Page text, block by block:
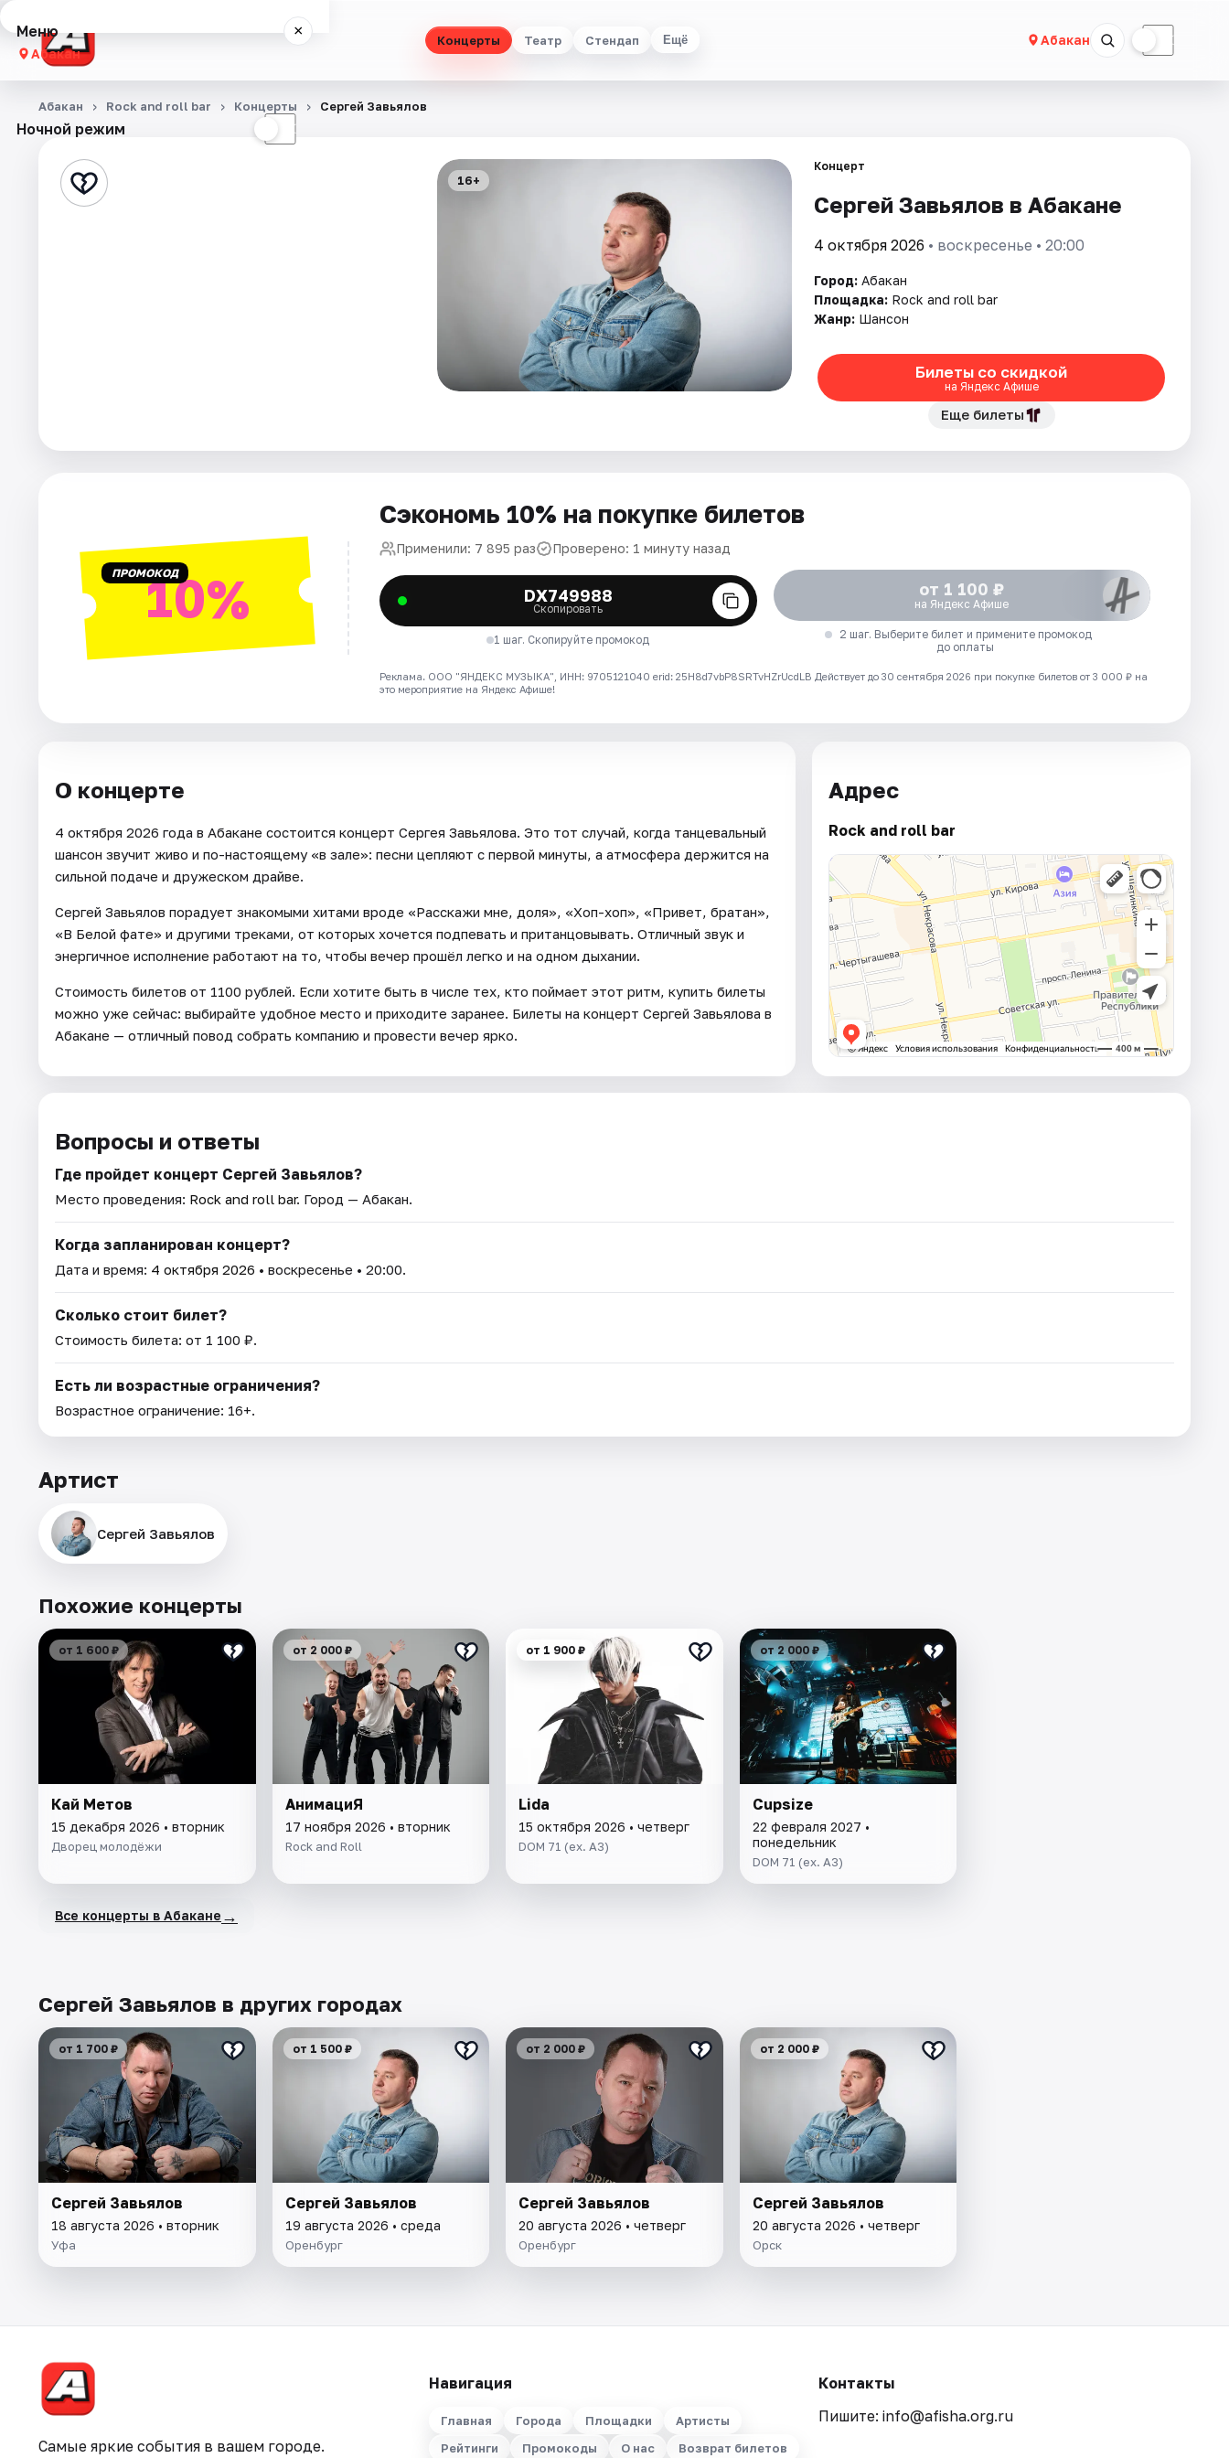
Концерты Театр Стендап Ещё Абакан ☾
Меню ×
Абакан
Концерты
Стендап
Ночной режим ☾
Абакан Rock and roll bar Концерты Сергей Завьялов
16+
Концерт
Сергей Завьялов в Абакане
4 октября 2026 • воскресенье • 20:00
Город: Абакан
Площадка: Rock and roll bar
Жанр: Шансон
Билеты со скидкой
на Яндекс Афише
Еще билеты
ПРОМОКОД10%
Сэкономь 10% на покупке билетов
Применили: 7 895 раз Проверено: 1 минуту назад
DX749988
Скопировать
1 шаг. Скопируйте промокод
от 1 100 ₽
на Яндекс Афише
2 шаг. Выберите билет и примените промокод
до оплаты
Реклама. ООО "ЯНДЕКС МУЗЫКА", ИНН: 9705121040 erid: 25H8d7vbP8SRTvHZrUcdLB Действует до 30 сентября 2026 при покупке билетов от 3 000 ₽ на
это мероприятие на Яндекс Афише!
О концерте
4 октября 2026 года в Абакане состоится концерт Сергея Завьялова. Это тот случай, когда танцевальный
шансон звучит живо и по-настоящему «в зале»: песни цепляют с первой минуты, а атмосфера держится на
сильной подаче и дружеском драйве.
Сергей Завьялов порадует знакомыми хитами вроде «Расскажи мне, доля», «Хоп-хоп», «Привет, братан»,
«В Белой фате» и другими треками, от которых хочется подпевать и пританцовывать. Отличный звук и
энергичное исполнение работают на то, чтобы вечер прошёл легко и на одном дыхании.
Стоимость билетов от 1100 рублей. Если хотите быть в числе тех, кто поймает этот ритм, купить билеты
можно уже сейчас: выбирайте удобное место и приходите заранее. Билеты на концерт Сергей Завьялова в
Абакане — отличный повод собрать компанию и провести вечер ярко.
Адрес
Rock and roll bar
Вопросы и ответы
Где пройдет концерт Сергей Завьялов?
Место проведения: Rock and roll bar. Город — Абакан.
Когда запланирован концерт?
Дата и время: 4 октября 2026 • воскресенье • 20:00.
Сколько стоит билет?
Стоимость билета: от 1 100 ₽.
Есть ли возрастные ограничения?
Возрастное ограничение: 16+.
Артист
Сергей Завьялов
Похожие концерты
от 1 600 ₽
Кай Метов
15 декабря 2026 • вторник
Дворец молодёжи
от 2 000 ₽
АнимациЯ
17 ноября 2026 • вторник
Rock and Roll
от 1 900 ₽
Lida
15 октября 2026 • четверг
DOM 71 (ex. A3)
от 2 000 ₽
Cupsize
22 февраля 2027 •
понедельник
DOM 71 (ex. A3)
Все концерты в Абакане →
Сергей Завьялов в других городах
от 1 700 ₽
Сергей Завьялов
18 августа 2026 • вторник
Уфа
от 1 500 ₽
Сергей Завьялов
19 августа 2026 • среда
Оренбург
от 2 000 ₽
Сергей Завьялов
20 августа 2026 • четверг
Оренбург
от 2 000 ₽
Сергей Завьялов
20 августа 2026 • четверг
Орск
Самые яркие события в вашем городе.
Навигация
Главная Города Площадки
Артисты
Рейтинги
Промокоды О нас Возврат билетов
Контакты
Пишите: info@afisha.org.ru